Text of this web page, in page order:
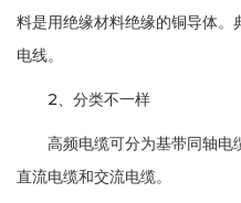
料是用绝缘材料绝缘的铜导体。
电线。
2、分类不一样
高频电缆可分为基带同轴电
直流电缆和交流电缆。